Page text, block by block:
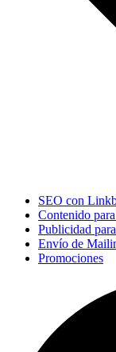
SEO con
Contenido
Publicidad
Envío de
Promociones